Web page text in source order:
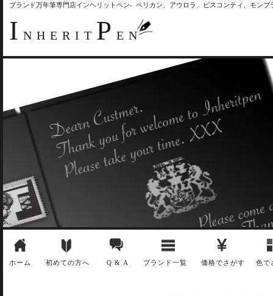
ブランド万年筆専門店インヘリットペン- ペリカン、アウロラ、ビスコンティ、モン
I NHERIT P EN
ホーム 初めての方へ Q & A ブランド一覧 価格でさがす 色で